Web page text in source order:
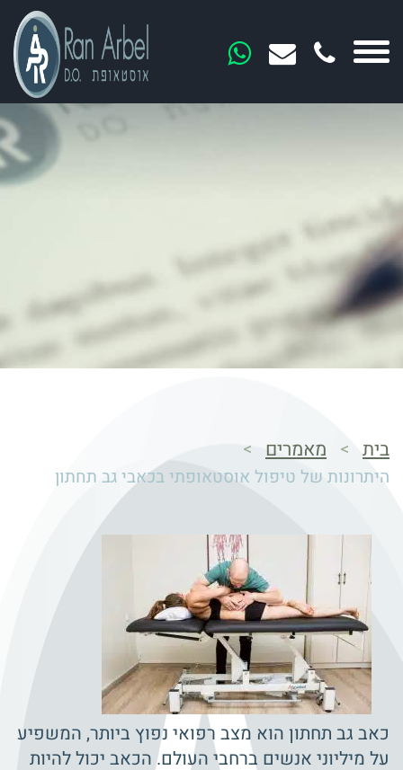
בית > מאמרים >
היתרונות של טיפול אוסטאופתי בכאבי גב תחתון
כאב גב תחתון הוא מצב רפואי נפוץ ביותר, המשפיע
על מיליוני אנשים ברחבי העולם. הכאב יכול להיות